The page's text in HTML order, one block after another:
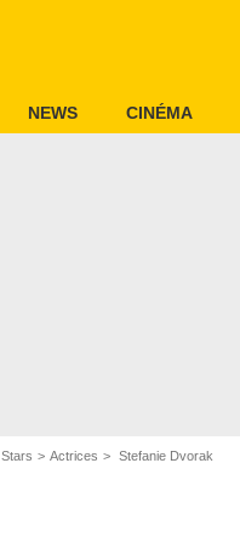
NEWS CINÉMA
Stars Actrices Stefanie Dvorak